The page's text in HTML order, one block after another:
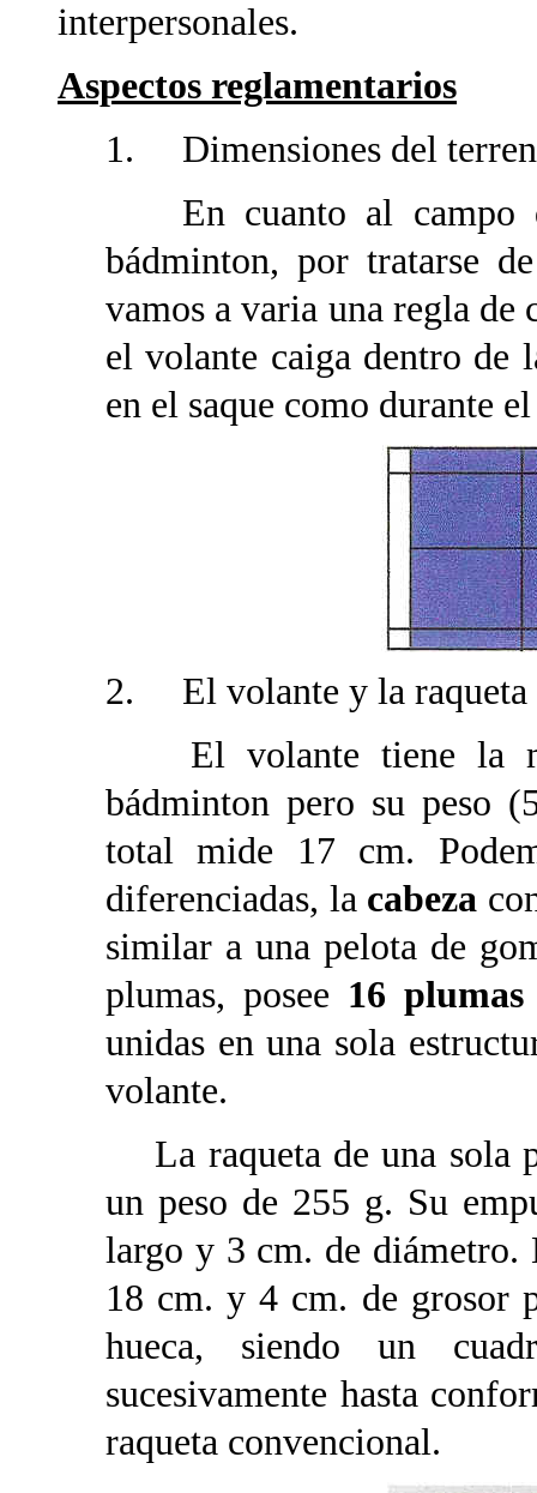
interpersonales.
Aspectos reglamentarios
1. Dimensiones del
En cuanto al campo
bádminton, por tratarse
vamos a varia una regla de
el volante caiga dentro de
en el saque como durante
2. El volante y la raqueta
El volante tiene la
bádminton pero su peso
total mide 17 cm.
diferenciadas, la cabeza
similar a una pelota de
plumas, posee 16
unidas en una sola
volante.
La raqueta de una sola
un peso de 255 g. Su
largo y 3 cm. de diámetro.
18 cm. y 4 cm. de grosor
hueca, siendo un
sucesivamente hasta
raqueta convencional.